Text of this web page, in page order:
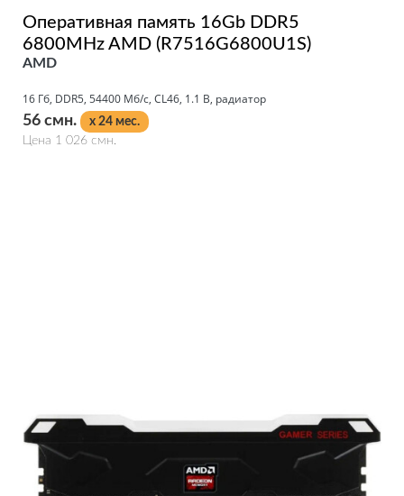
Оперативная память 16Gb DDR5
6800MHz AMD (R7516G6800U1S)
AMD
16 Гб, DDR5, 54400 Мб/с, CL46, 1.1 В, радиатор
56 смн.
x 24 мес.
Цена 1 026 смн.